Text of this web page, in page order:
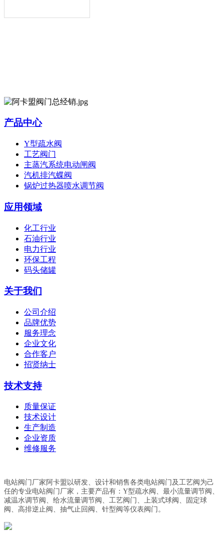
产品中心
Y型疏水阀
工艺阀门
主蒸汽系统电动闸阀
汽机排汽蝶阀
锅炉过热器喷水调节阀
应用领域
化工行业
石油行业
电力行业
环保工程
码头储罐
关于我们
公司介绍
品牌优势
服务理念
企业文化
合作客户
招贤纳士
技术支持
质量保证
技术设计
生产制造
企业资质
维修服务
电站阀门厂家阿卡盟以研发、设计和销售各类电站阀门及工艺阀为己
任的专业电站阀门厂家，主要产品有：Y型疏水阀、最小流量调节阀、
减温水调节阀、给水流量调节阀、工艺阀门、上装式球阀、固定球
阀、高排逆止阀、抽气止回阀、针型阀等仪表阀门。